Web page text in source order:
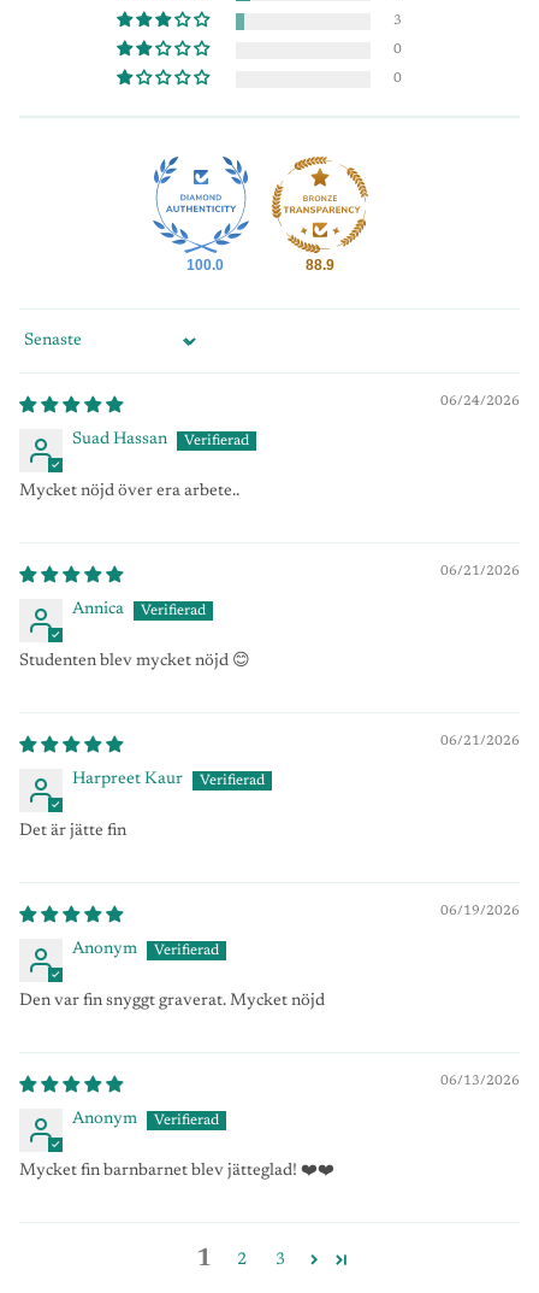
3
0
0
100.0 88.9
Sort by
06/24/2026
Suad Hassan
Mycket nöjd över era arbete..
06/21/2026
Annica
Studenten blev mycket nöjd 😊
06/21/2026
Harpreet Kaur
Det är jätte fin
06/19/2026
Anonym
Den var fin snyggt graverat. Mycket nöjd
06/13/2026
Anonym
Mycket fin barnbarnet blev jätteglad! ❤️❤️
1 2 3